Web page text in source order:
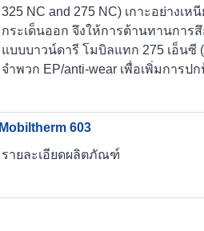
325 NC and 275 NC) เกาะอย่างเ
กระเด็นออก จึงให้การต้านทานกา
แบบบาวน์ดารี โมบิลแทก 275 เอ็นซี
จำพวก EP/anti-wear เพื่อเพิ่มการปก
Mobiltherm 603
รายละเอียดผลิตภัณฑ์